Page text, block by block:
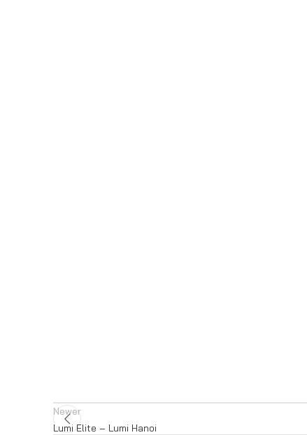
Newer
Lumi Elite – Lumi Hanoi